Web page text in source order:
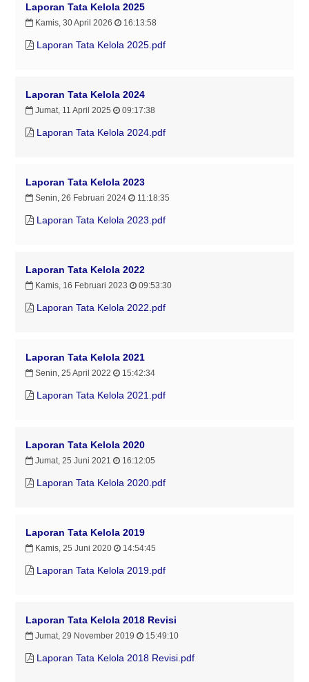
Laporan Tata Kelola 2025
Kamis, 30 April 2026 16:13:58
Laporan Tata Kelola 2025.pdf
Laporan Tata Kelola 2024
Jumat, 11 April 2025 09:17:38
Laporan Tata Kelola 2024.pdf
Laporan Tata Kelola 2023
Senin, 26 Februari 2024 11:18:35
Laporan Tata Kelola 2023.pdf
Laporan Tata Kelola 2022
Kamis, 16 Februari 2023 09:53:30
Laporan Tata Kelola 2022.pdf
Laporan Tata Kelola 2021
Senin, 25 April 2022 15:42:34
Laporan Tata Kelola 2021.pdf
Laporan Tata Kelola 2020
Jumat, 25 Juni 2021 16:12:05
Laporan Tata Kelola 2020.pdf
Laporan Tata Kelola 2019
Kamis, 25 Juni 2020 14:54:45
Laporan Tata Kelola 2019.pdf
Laporan Tata Kelola 2018 Revisi
Jumat, 29 November 2019 15:49:10
Laporan Tata Kelola 2018 Revisi.pdf